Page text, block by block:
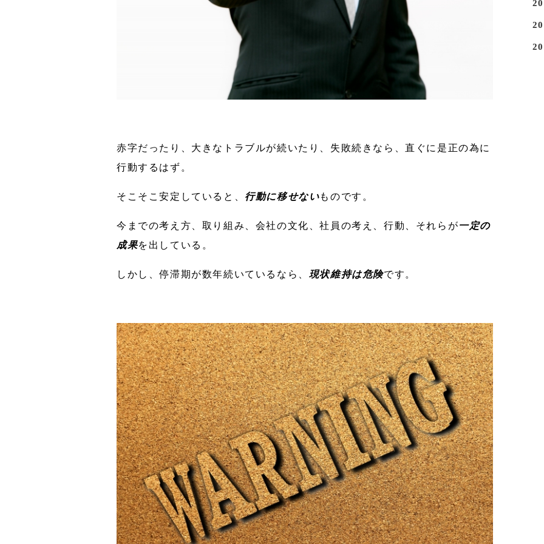
赤字だったり、大きなトラブルが続いたり、失敗続きなら、直ぐに是正の為に
行動するはず。
そこそこ安定していると、 行動に移せないものです。
今までの考え方、取り組み、会社の文化、社員の考え、行動、それらが一定の
成果を出している。
しかし、停滞期が数年続いているなら、 現状維持は危険です。